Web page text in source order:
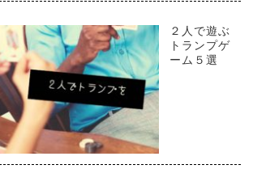
２人で遊ぶ
トランプゲ
ーム５選